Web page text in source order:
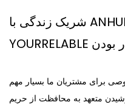
شریک زندگی با ANHUI LONGSHENG-
برای مشتریان ما بسیار مهم
متعهد به محافظت از حریم